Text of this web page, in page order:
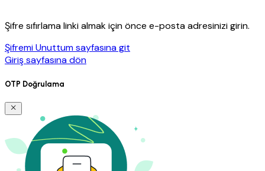
Şifre sıfırlama linki almak için önce e-posta adresinizi girin.
Şifremi Unuttum sayfasına git
Giriş sayfasına dön
OTP Doğrulama